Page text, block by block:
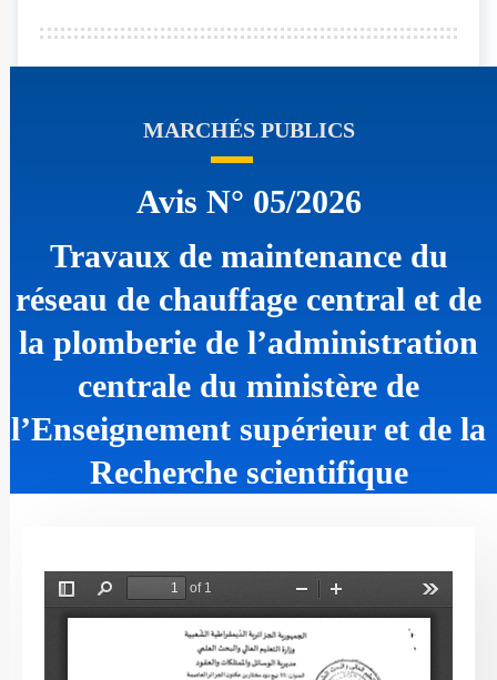
MARCHÉS PUBLICS
Avis N° 05/2026
Travaux de maintenance du
réseau de chauffage central et de
la plomberie de l’administration
centrale du ministère de
l’Enseignement supérieur et de la
Recherche scientifique